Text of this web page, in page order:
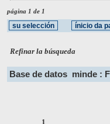
página 1 de 1
Refinar la búsqueda
Base de datos minde :
1